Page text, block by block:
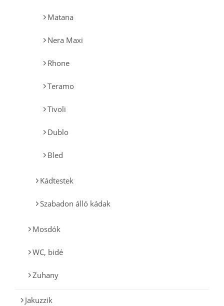
Matana
Nera Maxi
Rhone
Teramo
Tivoli
Dublo
Bled
Kádtestek
Szabadon álló kádak
Mosdók
WC, bidé
Zuhany
Jakuzzik